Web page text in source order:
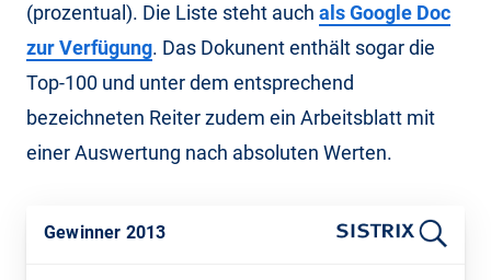
(prozentual). Die Liste steht auch als Google Doc
zur Verfügung. Das Dokunent enthält sogar die
Top-100 und unter dem entsprechend
bezeichneten Reiter zudem ein Arbeitsblatt mit
einer Auswertung nach absoluten Werten.
Gewinner 2013